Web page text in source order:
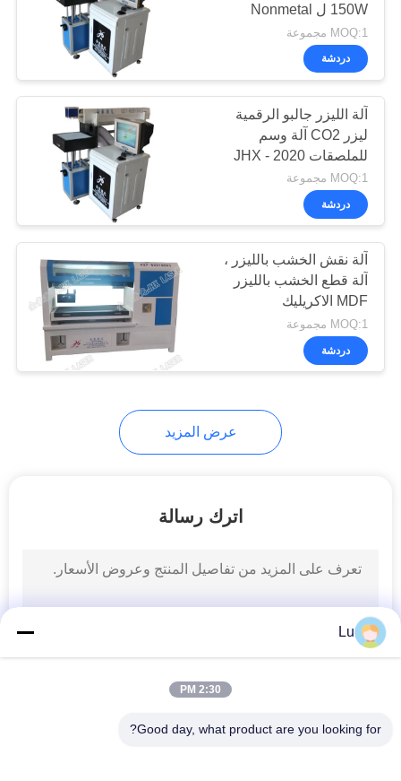
Banner.Flag.Light
صندوق Tradeshow
قاطع ليزر
13
آلة قطع القماش
بالليزر
10
Leather.Shoes آلة
آلة قطع السجاد
11
150W ل Nonmetal
0.01mm الدقة
MOQ:1 مجموعة
دردشة
آلة الليزر جالبو الرقمية
ليزر CO2 آلة وسم
للملصقات JHX - 2020
MOQ:1 مجموعة
دردشة
آلة نقش الخشب بالليزر ،
آلة قطع الخشب بالليزر
MDF الاكريليك
MOQ:1 مجموعة
دردشة
عرض المزيد
اترك رسالة
Lu
2:30 PM
Good day, what product are you looking for?